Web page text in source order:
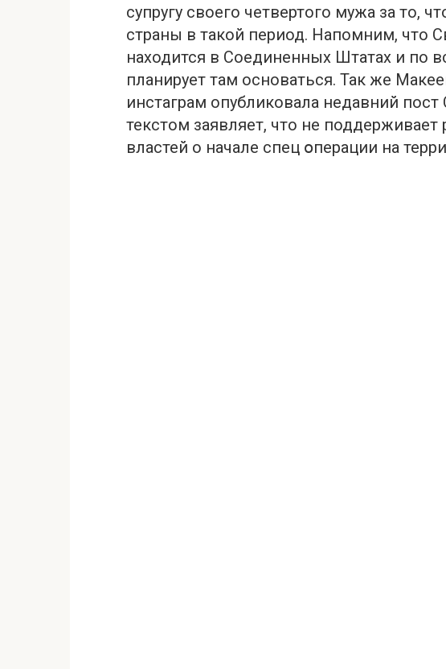
супругу своего четвертого мужа за то,
страны в такой период. Напомним, что
находится в Соединенных Штатах и по
планирует там основаться. Так же
инстаграм опубликовала недавний
текстом заявляет, что не
властей о начале спец օперации на